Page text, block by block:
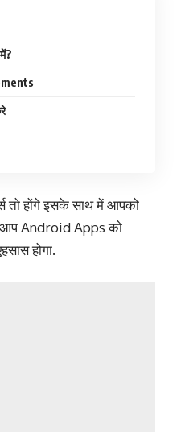
तो होंगे इसके साथ में आपको
आप Android Apps को
होगा.